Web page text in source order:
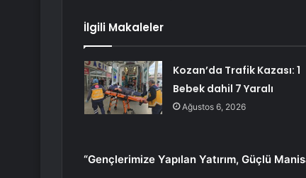
İlgili Makaleler
Kozan’da Trafik Kazası: 1
Bebek dahil 7 Yaralı
Ağustos 6, 2026
“Gençlerimize Yapılan Yatırım, Güçlü